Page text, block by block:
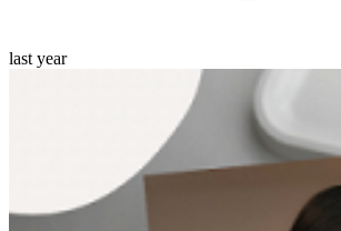
last year